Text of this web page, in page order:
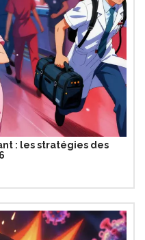
: les stratégies des